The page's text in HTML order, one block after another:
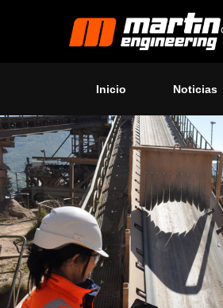
Inicio Noticias